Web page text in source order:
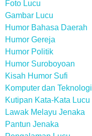
Foto Lucu
Gambar Lucu
Humor Bahasa Daerah
Humor Gereja
Humor Politik
Humor Suroboyoan
Kisah Humor Sufi
Komputer dan Teknologi
Kutipan Kata-Kata Lucu
Lawak Melayu Jenaka
Pantun Jenaka